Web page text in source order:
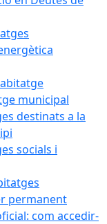
municipal
destinats a la
socials i
permanent
com accedir-